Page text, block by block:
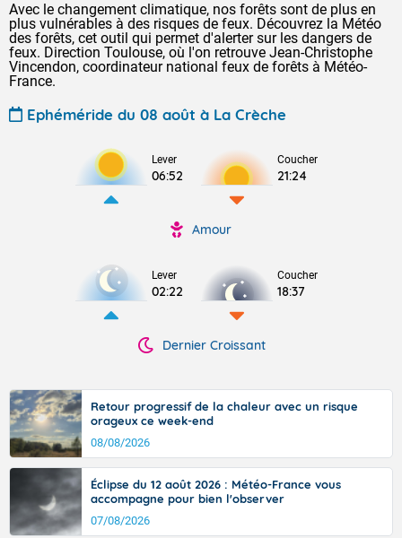
Avec le changement climatique, nos forêts sont de plus en
plus vulnérables à des risques de feux. Découvrez la Météo
des forêts, cet outil qui permet d'alerter sur les dangers de
feux. Direction Toulouse, où l'on retrouve Jean-Christophe
Vincendon, coordinateur national feux de forêts à Météo-
France.
Ephéméride du 08 août à La Crèche
Lever
06:52
Coucher
21:24
Amour
Lever
02:22
Coucher
18:37
Dernier Croissant
Retour progressif de la chaleur avec un risque
orageux ce week-end
08/08/2026
Éclipse du 12 août 2026 : Météo-France vous
accompagne pour bien l'observer
07/08/2026